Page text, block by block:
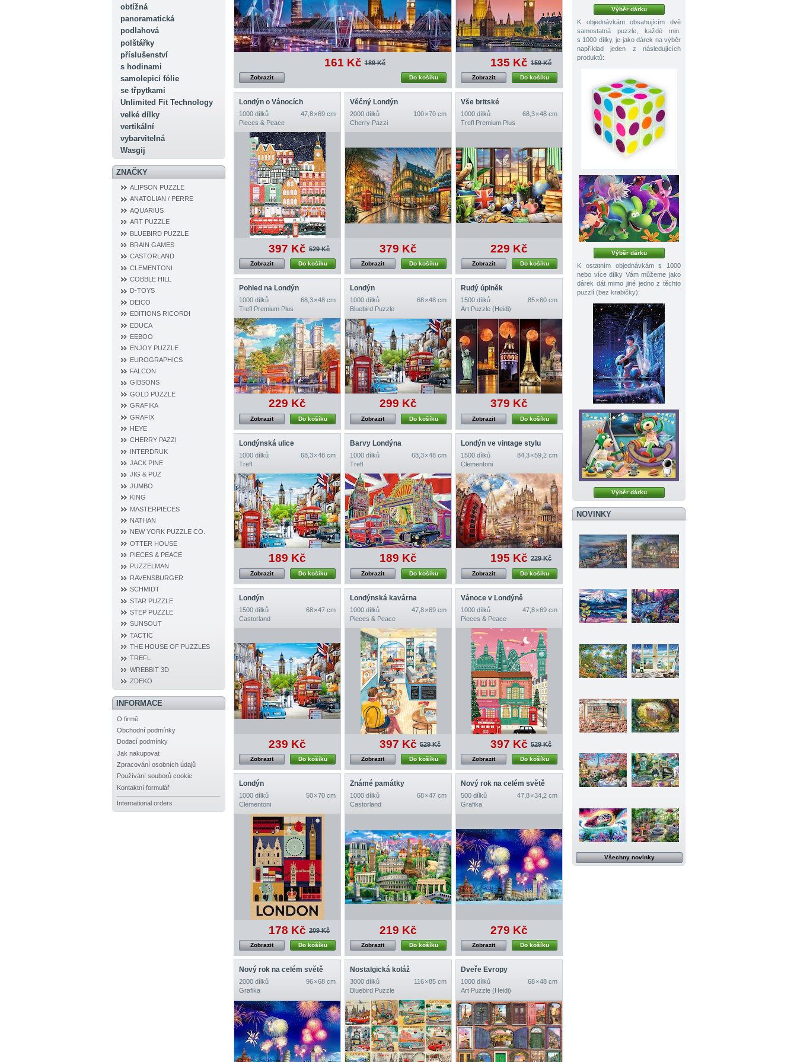
obtížná
panoramatická
podlahová
polštářky
příslušenství
s hodinami
samolepicí fólie
se třpytkami
Unlimited Fit Technology
velké dílky
vertikální
vybarvitelná
Wasgij
ZNAČKY
ALIPSON PUZZLE
ANATOLIAN / PERRE
AQUARIUS
ART PUZZLE
BLUEBIRD PUZZLE
BRAIN GAMES
CASTORLAND
CLEMENTONI
COBBLE HILL
D‐TOYS
DEICO
EDITIONS RICORDI
EDUCA
EEBOO
ENJOY PUZZLE
EUROGRAPHICS
FALCON
GIBSONS
GOLD PUZZLE
GRAFIKA
GRAFIX
HEYE
CHERRY PAZZI
INTERDRUK
JACK PINE
JIG & PUZ
JUMBO
KING
MASTERPIECES
NATHAN
NEW YORK PUZZLE CO.
OTTER HOUSE
PIECES & PEACE
PUZZELMAN
RAVENSBURGER
SCHMIDT
STAR PUZZLE
STEP PUZZLE
SUNSOUT
TACTIC
THE HOUSE OF PUZZLES
TREFL
WREBBIT 3D
ZDEKO
INFORMACE
O firmě
Obchodní podmínky
Dodací podmínky
Jak nakupovat
Zpracování osobních údajů
Používání souborů cookie
Kontaktní formulář
International orders
161 Kč 189 Kč
Do košíku
Zobrazit
135 Kč 159 Kč
Do košíku
Zobrazit
Londýn o Vánocích
1000 dílků
47,8 × 69 cm
Pieces & Peace
397 Kč 529 Kč
Do košíku
Zobrazit
Věčný Londýn
2000 dílků
100 × 70 cm
Cherry Pazzi
379 Kč
Do košíku
Zobrazit
Vše britské
1000 dílků
68,3 × 48 cm
Trefl Premium Plus
229 Kč
Do košíku
Zobrazit
Pohled na Londýn
1000 dílků
68,3 × 48 cm
Trefl Premium Plus
229 Kč
Do košíku
Zobrazit
Londýn
1000 dílků
68 × 48 cm
Bluebird Puzzle
299 Kč
Do košíku
Zobrazit
Rudý úplněk
1500 dílků
85 × 60 cm
Art Puzzle (Heidi)
379 Kč
Do košíku
Zobrazit
Londýnská ulice
1000 dílků
68,3 × 48 cm
Trefl
189 Kč
Do košíku
Zobrazit
Barvy Londýna
1000 dílků
68,3 × 48 cm
Trefl
189 Kč
Do košíku
Zobrazit
Londýn ve vintage stylu
1500 dílků
84,3 × 59,2 cm
Clementoni
195 Kč 229 Kč
Do košíku
Zobrazit
Londýn
1500 dílků
68 × 47 cm
Castorland
239 Kč
Do košíku
Zobrazit
Londýnská kavárna
1000 dílků
47,8 × 69 cm
Pieces & Peace
397 Kč 529 Kč
Do košíku
Zobrazit
Vánoce v Londýně
1000 dílků
47,8 × 69 cm
Pieces & Peace
397 Kč 529 Kč
Do košíku
Zobrazit
Londýn
1000 dílků
50 × 70 cm
Clementoni
178 Kč 209 Kč
Do košíku
Zobrazit
Známé památky
1000 dílků
68 × 47 cm
Castorland
219 Kč
Do košíku
Zobrazit
Nový rok na celém světě
500 dílků
47,8 × 34,2 cm
Grafika
279 Kč
Do košíku
Zobrazit
Nový rok na celém světě
2000 dílků
96 × 68 cm
Grafika
Nostalgická koláž
3000 dílků
116 × 85 cm
Bluebird Puzzle
Dveře Evropy
1000 dílků
68 × 48 cm
Art Puzzle (Heidi)
Výběr dárku
K objednávkám obsahujícím dvě
samostatná puzzle, každé min.
s 1000 dílky, je jako dárek na výběr
například jeden z následujících
produktů:
Výběr dárku
K ostatním objednávkám s 1000
nebo více dílky Vám můžeme jako
dárek dát mimo jiné jedno z těchto
puzzlí (bez krabičky):
Výběr dárku
NOVINKY
Všechny novinky